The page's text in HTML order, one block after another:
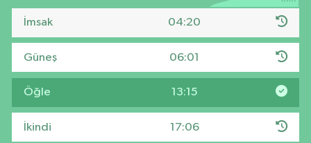
İmsak 04:20
Güneş 06:01
Öğle 13:15
İkindi 17:06